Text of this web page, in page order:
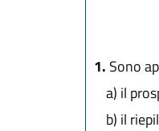
1. Sono
a) il
b) il